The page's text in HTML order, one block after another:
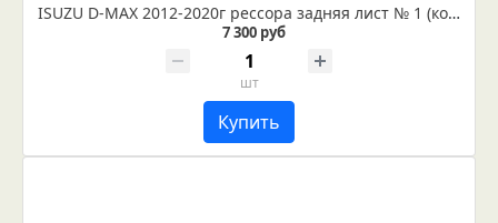
ISUZU D-MAX 2012-2020г рессора задняя лист № 1 (коренной) усиленный (Арт. IR 07-16-01ус)
7 300 руб
шт
Купить